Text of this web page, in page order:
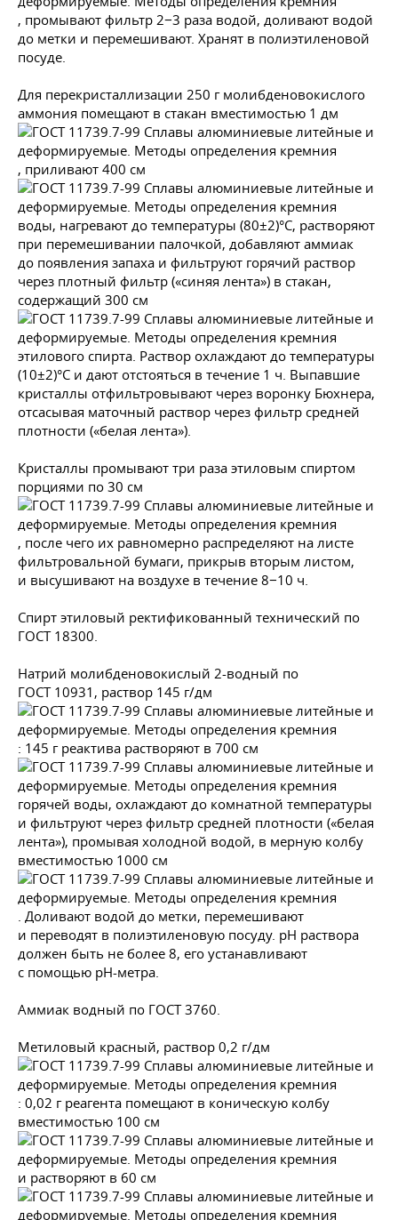
, промывают фильтр 2−3 раза водой, доливают водой
до метки и перемешивают. Хранят в полиэтиленовой
посуде.
Для перекристаллизации 250 г молибденовокислого
аммония помещают в стакан вместимостью 1 дм
, приливают 400 см
воды, нагревают до температуры (80±2)°С, растворяют
при перемешивании палочкой, добавляют аммиак
до появления запаха и фильтруют горячий раствор
через плотный фильтр («синяя лента») в стакан,
содержащий 300 см
этилового спирта. Раствор охлаждают до температуры
(10±2)°С и дают отстояться в течение 1 ч. Выпавшие
кристаллы отфильтровывают через воронку Бюхнера,
отсасывая маточный раствор через фильтр средней
плотности («белая лента»).
Кристаллы промывают три раза этиловым спиртом
порциями по 30 см
, после чего их равномерно распределяют на листе
фильтровальной бумаги, прикрыв вторым листом,
и высушивают на воздухе в течение 8−10 ч.
Спирт этиловый ректификованный технический по
ГОСТ 18300.
Натрий молибденовокислый 2-водный по
ГОСТ 10931 , раствор 145 г/дм
: 145 г реактива растворяют в 700 см
горячей воды, охлаждают до комнатной температуры
и фильтруют через фильтр средней плотности («белая
лента»), промывая холодной водой, в мерную колбу
вместимостью 1000 см
. Доливают водой до метки, перемешивают
и переводят в полиэтиленовую посуду. рН раствора
должен быть не более 8, его устанавливают
с помощью рН-метра.
Аммиак водный по ГОСТ 3760.
Метиловый красный, раствор 0,2 г/дм
: 0,02 г реагента помещают в коническую колбу
вместимостью 100 см
и растворяют в 60 см